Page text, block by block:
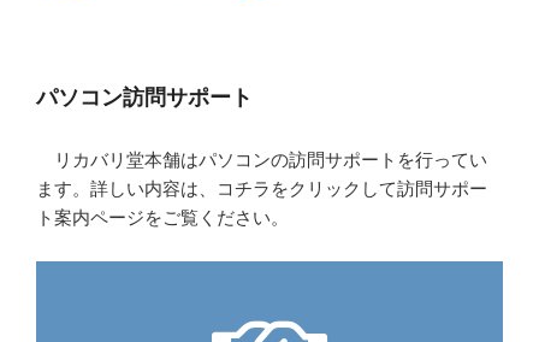
パソコン訪問サポート
リカバリ堂本舗はパソコンの訪問サポートを行ってい
ます。詳しい内容は、コチラをクリックして訪問サポー
ト案内ページをご覧ください。